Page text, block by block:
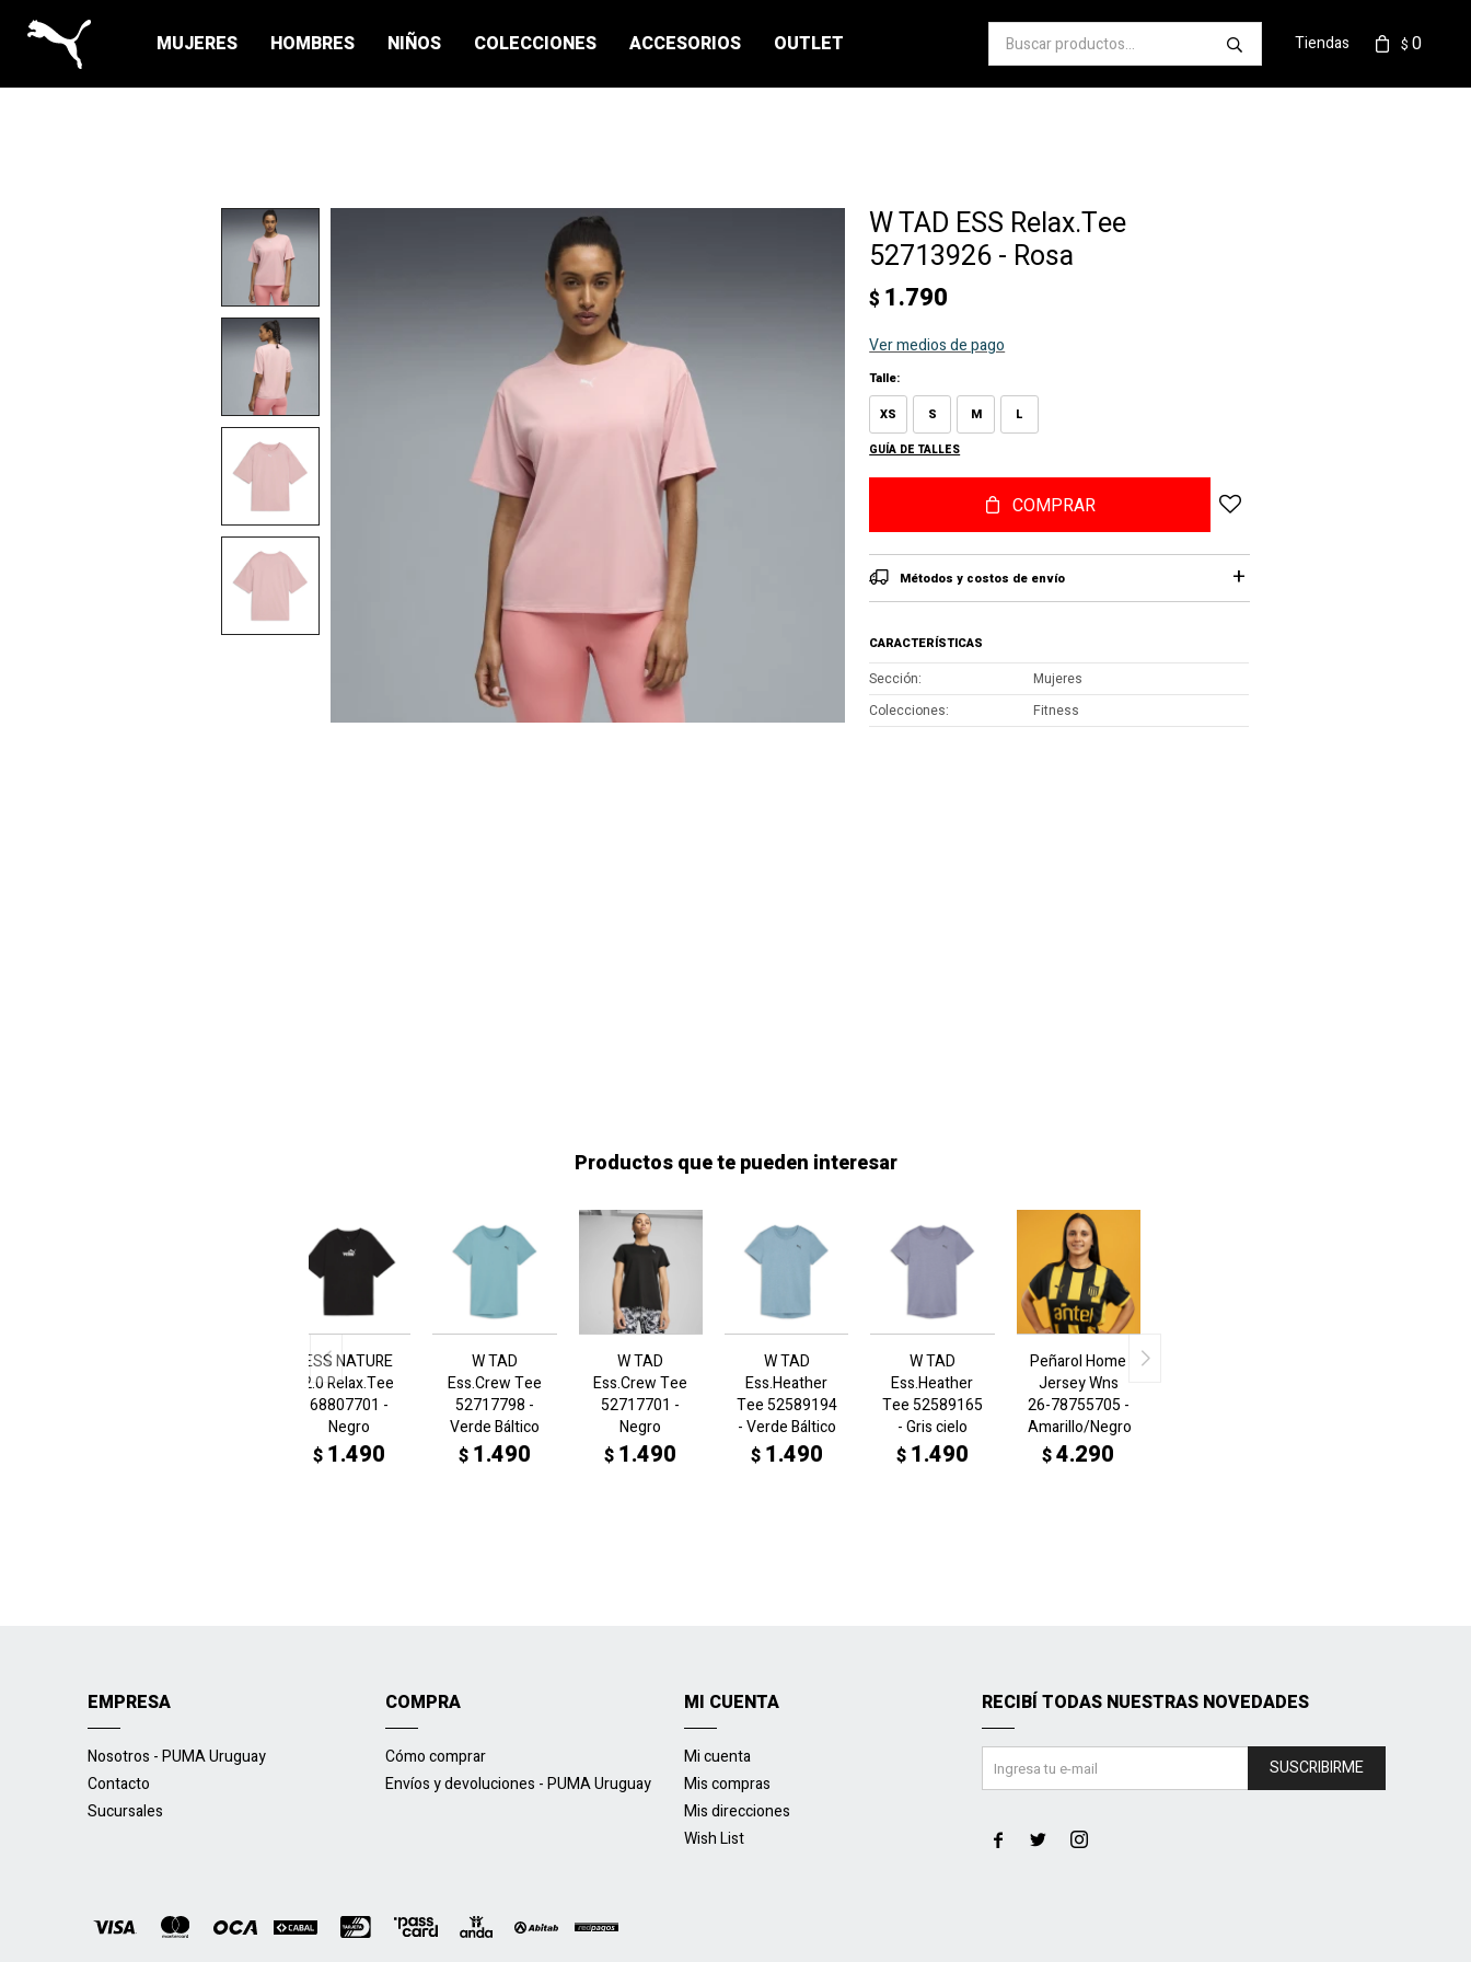
MUJERES HOMBRES NIÑOS COLECCIONES ACCESORIOS OUTLET $ 0
Tiendas
W TAD ESS Relax.Tee
52713926 - Rosa
$ 1.790
Ver medios de pago
Talle:
XS
S M L
GUÍA DE TALLES
COMPRAR
Métodos y costos de envío
CARACTERÍSTICAS
Sección
Mujeres
Colecciones
Fitness
Productos que te pueden interesar
ESS NATURE
2.0 Relax.Tee
68807701 -
Negro
$ 1.490
W TAD
Ess.Crew Tee
52717798 -
Verde Báltico
$ 1.490
W TAD
Ess.Crew Tee
52717701 -
Negro
$ 1.490
W TAD
Ess.Heather
Tee 52589194
- Verde Báltico
$ 1.490
W TAD
Ess.Heather
Tee 52589165
- Gris cielo
$ 1.490
Peñarol Home
Jersey Wns
26-78755705 -
Amarillo/Negro
$4.290
EMPRESA
Nosotros - PUMA Uruguay
Contacto
Sucursales
COMPRA
Cómo comprar
Envíos y devoluciones - PUMA Uruguay
MI CUENTA
Mi cuenta
Mis compras
Mis direcciones
Wish List
RECIBÍ TODAS NUESTRAS NOVEDADES
SUSCRIBIRME
  